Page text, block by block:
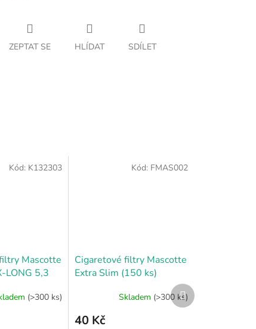
ZEPTAT SE HLÍDAT SDÍLET
Mascotte
LONG 5,3
(>300 ks)
Kód: K132303
Cigaretové filtry Mascotte
Extra Slim (150 ks)
Skladem (>300 ks)
40 Kč
Kód: FMAS002
Další
produkt